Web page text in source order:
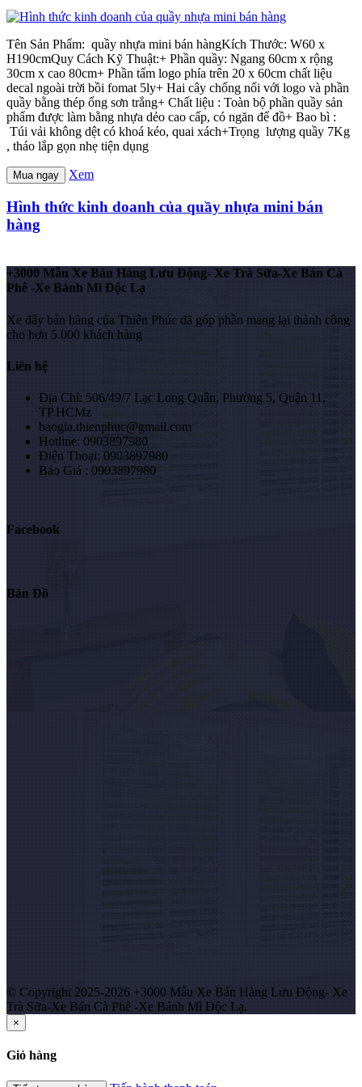
Tên Sản Phẩm: quầy nhựa mini bán hàngKích Thước: W60 x
H190cmQuy Cách Kỹ Thuật:+ Phần quầy: Ngang 60cm x rộng
30cm x cao 80cm+ Phần tấm logo phía trên 20 x 60cm chất liệu
decal ngoài trời bồi fomat 5ly+ Hai cây chống nối với logo và phần
quầy bằng thép ống sơn trắng+ Chất liệu : Toàn bộ phần quầy sản
phẩm được làm bằng nhựa dẻo cao cấp, có ngăn để đồ+ Bao bì :
Túi vải không dệt có khoá kéo, quai xách+Trọng lượng quầy 7Kg
, tháo lắp gọn nhẹ tiện dụng
Mua ngay Xem
Hình thức kinh doanh của quầy nhựa mini bán
hàng
+3000 Mẫu Xe Bán Hàng Lưu Động- Xe Trà Sữa-Xe Bán Cà
Phê -Xe Bánh Mì Độc Lạ
Xe đẩy bán hàng của Thiên Phúc đã góp phần mang lại thành công
cho hơn 5.000 khách hàng
Liên hệ
Địa Chỉ: 506/49/7 Lạc Long Quân, Phường 5, Quận 11,
TP.HCMz
baogia.thienphuc@gmail.com
Hotline: 0903897980
Điện Thoại: 0903897980
Báo Giá : 0903897980
Facebook
Bản Đồ
© Copyright 2025-2026 +3000 Mẫu Xe Bán Hàng Lưu Động- Xe
Trà Sữa-Xe Bán Cà Phê -Xe Bánh Mì Độc Lạ.
×
Giỏ hàng